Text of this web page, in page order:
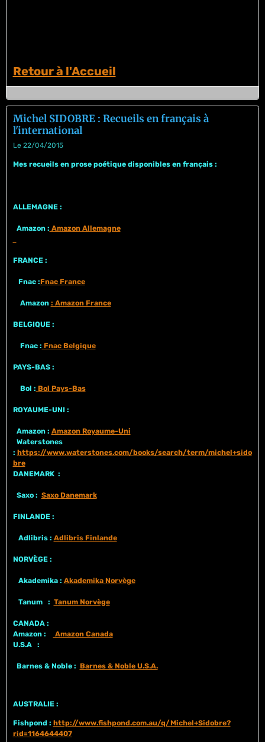
Retour à l'Accueil
Michel SIDOBRE : Recueils en français à
l'international
Le 22/04/2015
Mes recueils en prose poétique disponibles en français :
ALLEMAGNE :
Amazon : Amazon Allemagne
FRANCE :
Fnac :Fnac France
Amazon : Amazon France
BELGIQUE :
Fnac : Fnac Belgique
PAYS-BAS :
Bol : Bol Pays-Bas
ROYAUME-UNI :
Amazon : Amazon Royaume-Uni
Waterstones
: https://www.waterstones.com/books/search/term/michel+sido
bre
DANEMARK :
Saxo : Saxo Danemark
FINLANDE :
Adlibris : Adlibris Finlande
NORVÈGE :
Akademika : Akademika Norvège
Tanum : Tanum Norvège
CANADA :
Amazon :
Amazon Canada
U.S.A :
Barnes & Noble : Barnes & Noble U.S.A.
AUSTRALIE :
Fishpond : http://www.fishpond.com.au/q/Michel+Sidobre?
rid=1164644407